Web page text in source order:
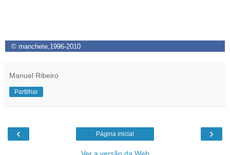
© manchete,1996-2010
Manuel Ribeiro
Partilhar
‹ ›
Página inicial